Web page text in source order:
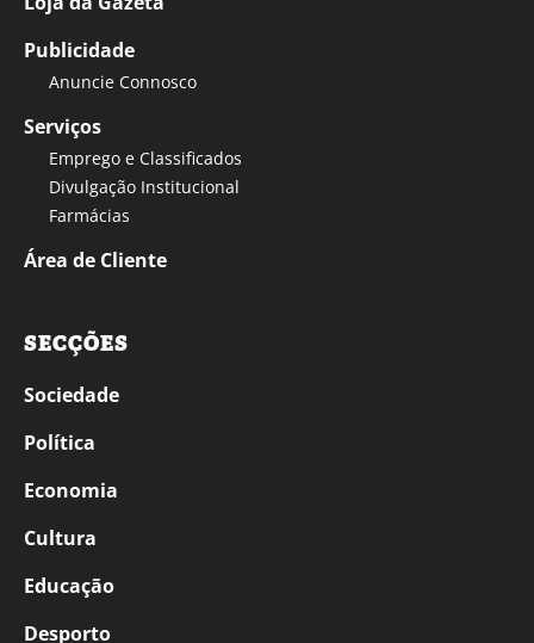
Publicidade
Anuncie Connosco
Serviços
Emprego e Classificados
Divulgação Institucional
Farmácias
Área de Cliente
SECÇÕES
Sociedade
Política
Economia
Cultura
Educação
Desporto